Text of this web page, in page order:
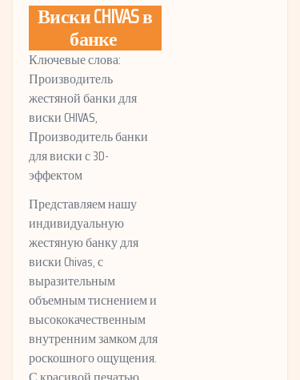
Виски CHIVAS в
банке
Ключевые слова:
Производитель
жестяной банки для
виски CHIVAS,
Производитель банки
для виски с 3D-
эффектом
Представляем нашу
индивидуальную
жестяную банку для
виски Chivas, с
выразительным
объемным тиснением и
высококачественным
внутренним замком для
роскошного ощущения.